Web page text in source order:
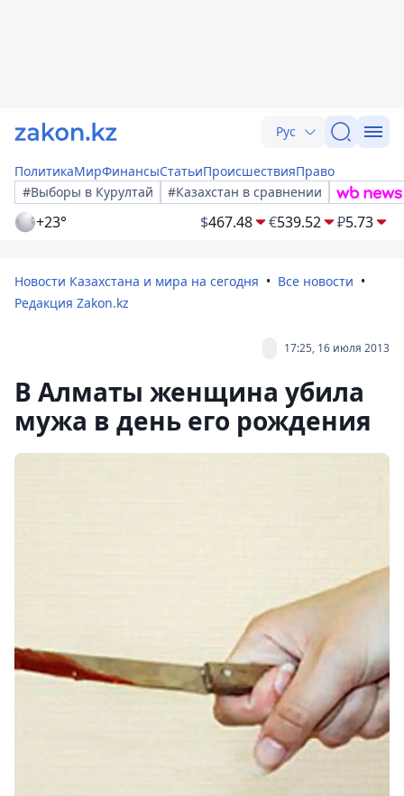
Рус
ПолитикаМирФинансыСтатьиПроисшествияПраво
#Выборы в Курултай
#Казахстан в сравнении
+23° $467.48 €539.52 ₽5.73
Новости Казахстана и мира на сегодня
Все новости
Редакция Zakon.kz
17:25, 16 июля 2013
В Алматы женщина убила
мужа в день его рождения